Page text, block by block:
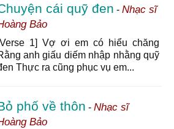
cái quỹ đen - Nhạc sĩ
Bảo
1] Vợ ơi em có hiểu chăng
anh giấu diếm nhập nhằng quỹ
Thực ra cũng phục vụ em...
phố về thôn - Nhạc sĩ
Bảo